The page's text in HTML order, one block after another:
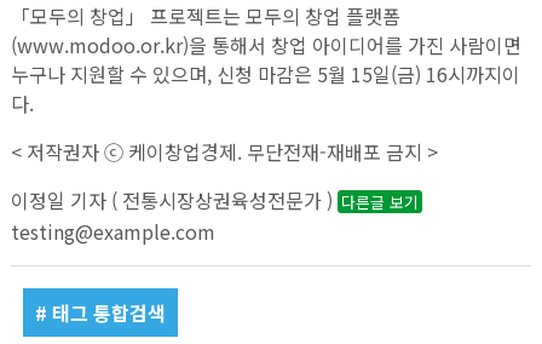
「모두의 창업」 프로젝트는 모두의 창업 플랫폼
(www.modoo.or.kr)을 통해서 창업 아이디어를 가진 사람이면
누구나 지원할 수 있으며, 신청 마감은 5월 15일(금) 16시까지이
다.
< 저작권자 ⓒ 케이창업경제. 무단전재-재배포 금지 >
이정일 기자 ( 전통시장상권육성전문가 ) 다른글 보기
testing@example.com
# 태그 통합검색